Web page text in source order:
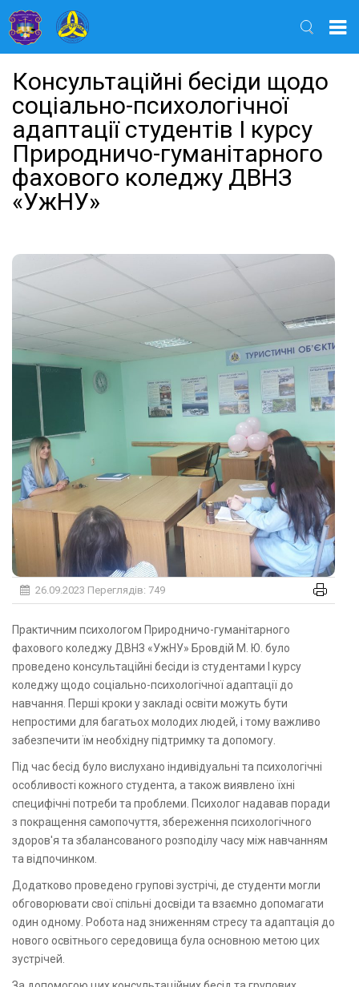
Консультаційні бесіди щодо
соціально-психологічної
адаптації студентів І курсу
Природничо-гуманітарного
фахового коледжу ДВНЗ
«УжНУ»
26.09.2023 Переглядів: 749
Практичним психологом Природничо-гуманітарного
фахового коледжу ДВНЗ «УжНУ» Бровдій М. Ю. було
проведено консультаційні бесіди із студентами І курсу
коледжу щодо соціально-психологічної адаптації до
навчання. Перші кроки у закладі освіти можуть бути
непростими для багатьох молодих людей, і тому важливо
забезпечити їм необхідну підтримку та допомогу.
Під час бесід було вислухано індивідуальні та психологічні
особливості кожного студента, а також виявлено їхні
специфічні потреби та проблеми. Психолог надавав поради
з покращення самопочуття, збереження психологічного
здоров'я та збалансованого розподілу часу між навчанням
та відпочинком.
Додатково проведено групові зустрічі, де студенти могли
обговорювати свої спільні досвіди та взаємно допомагати
один одному. Робота над зниженням стресу та адаптація до
нового освітнього середовища була основною метою цих
зустрічей.